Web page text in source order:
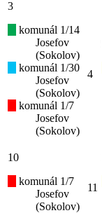
3
komunál 1/14
Josefov
(Sokolov)
komunál 1/30
Josefov
(Sokolov)
komunál 1/7
Josefov
(Sokolov)
4
10
komunál 1/7
Josefov
(Sokolov)
11